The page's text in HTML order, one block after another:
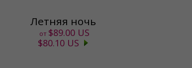
Летняя ночь
от $89.00 US
$80.10 US